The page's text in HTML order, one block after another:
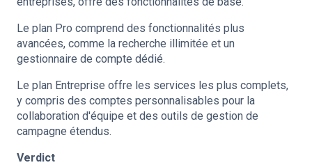
Le plan Pro comprend des fonctionnalités plus
avancées, comme la recherche illimitée et un
gestionnaire de compte dédié.
Le plan Entreprise offre les services les plus complets,
y compris des comptes personnalisables pour la
collaboration d'équipe et des outils de gestion de
campagne étendus.
Verdict